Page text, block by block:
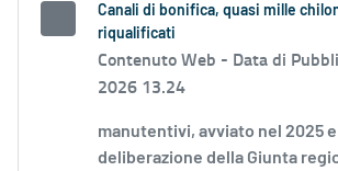
Canali di bonifica, quasi mille
riqualificati
Contenuto Web - Data di
2026 13.24
manutentivi, avviato nel 2025
deliberazione della Giunta